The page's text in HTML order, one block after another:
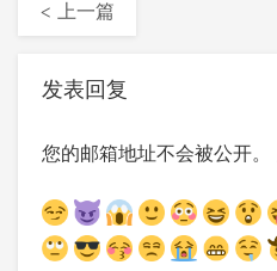
< 上一篇
发表回复
您的邮箱地址不会被公开。